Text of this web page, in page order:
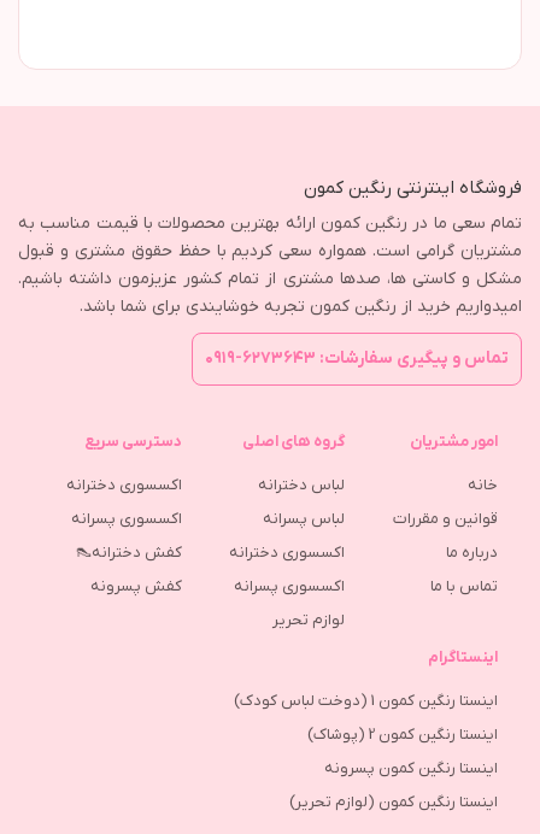
فروشگاه اینترنتی رنگین کمون
تمام سعی ما در رنگین کمون ارائه بهترین محصولات با قیمت مناسب به
مشتریان گرامی است. همواره سعی کردیم با حفظ حقوق مشتری و قبول
مشکل و کاستی ها، صدها مشتری از تمام کشور عزیزمون داشته باشیم.
امیدواریم خرید از رنگین کمون تجربه خوشایندی برای شما باشد.
تماس و پیگیری سفارشات: ۶۲۷۳۶۴۳-۰۹۱۹
امور مشتریان
خانه
قوانین و مقررات
درباره ما
تماس با ما
گروه های اصلی
لباس دخترانه
لباس پسرانه
اکسسوری دخترانه
اکسسوری پسرانه
لوازم تحریر
دسترسی سریع
اکسسوری دخترانه
اکسسوری پسرانه
کفش دخترانه👠
كفش پسرونه
اینستاگرام
اینستا رنگین کمون 1 (دوخت لباس کودک)
اینستا رنگین کمون 2 (پوشاک)
اینستا رنگین کمون پسرونه
اینستا رنگین کمون (لوازم تحریر)